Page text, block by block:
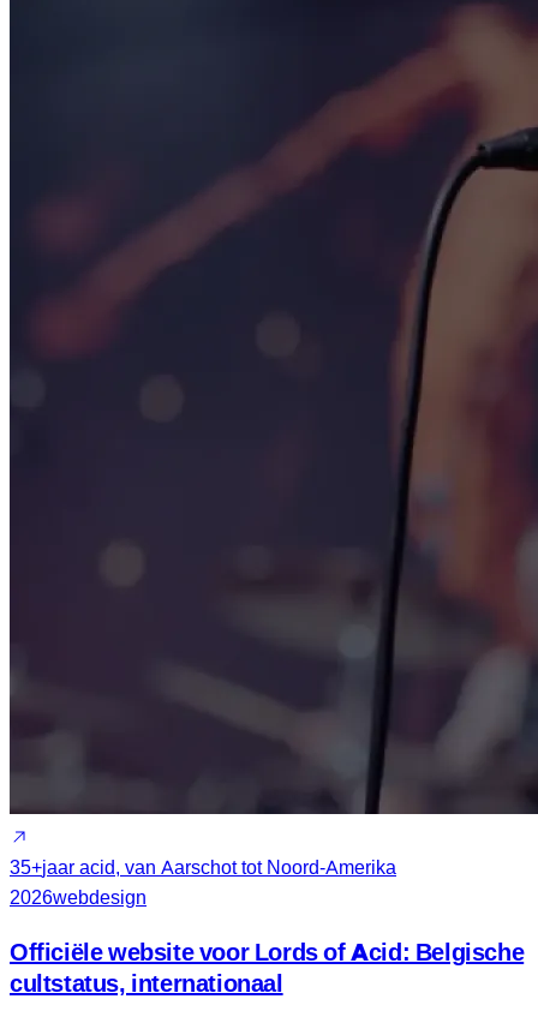
35+jaar acid, van Aarschot tot Noord-Amerika
2026webdesign
Officiële website voor Lords of Acid: Belgische
cultstatus, internationaal